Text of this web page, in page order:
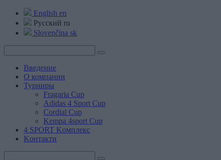
English en
Русский ru
Slovenčina sk
Введение
О компании
Турниры
Fragaria Cup
Adidas 4 Sport Cup
Cordial Cup
Kempa 4sport Cup
4 SPORT Kомплекс
Kонтакти